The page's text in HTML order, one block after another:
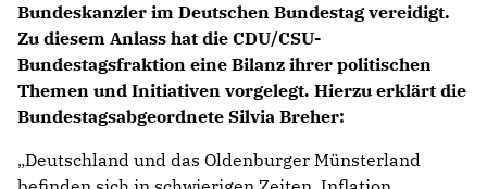
Bundeskanzler im Deutschen Bundestag vereidigt.
Zu diesem Anlass hat die CDU/CSU-
Bundestagsfraktion eine Bilanz ihrer politischen
Themen und Initiativen vorgelegt. Hierzu erklärt die
Bundestagsabgeordnete Silvia Breher:
„Deutschland und das Oldenburger Münsterland